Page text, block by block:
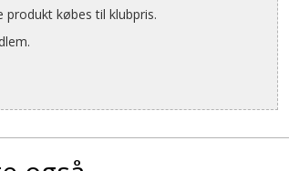
købes til klubpris.